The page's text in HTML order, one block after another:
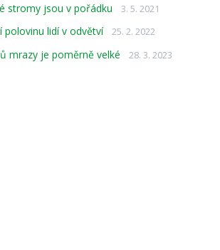
stromy jsou v pořádku 3. 5. 2021
lidí v odvětví 25. 2. 2022
mrazy je poměrně velké 28. 3. 2023